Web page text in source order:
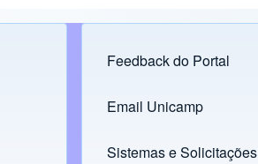
Footer menu
Feedback do Portal
Links
Email Unicamp
(opens in new tab)
Sistemas e Solicitações
(opens in new tab)